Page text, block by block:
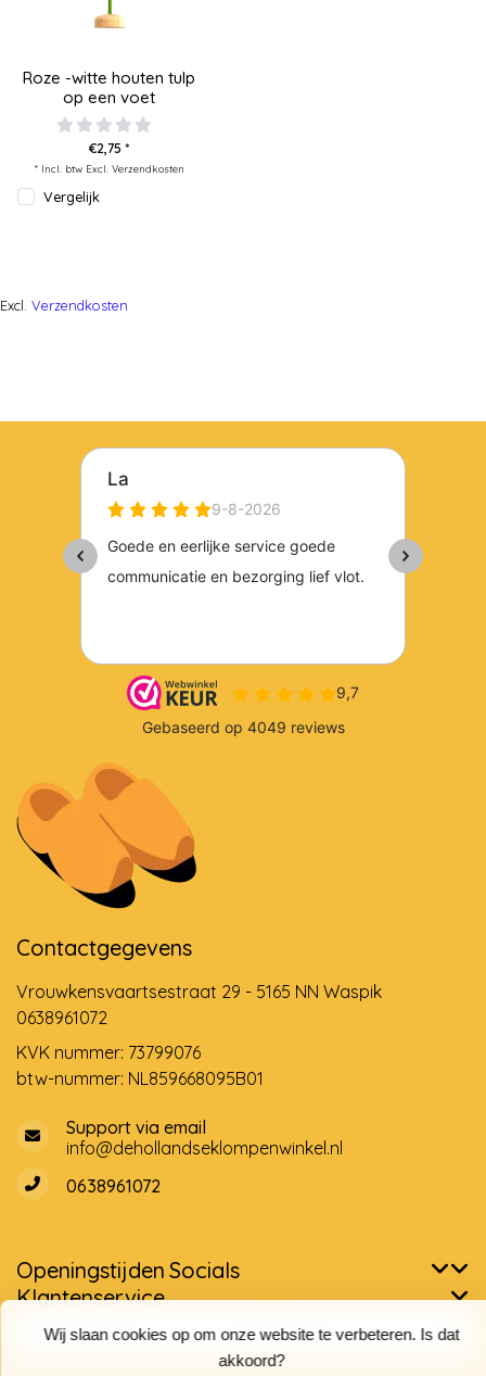
Wij slaan cookies op om onze website te verbeteren. Is dat
akkoord?
Roze -witte houten tulp
op een voet
€2,75 *
* Incl. btw Excl. Verzendkosten
Vergelijk
Excl. Verzendkosten
Contactgegevens
Vrouwkensvaartsestraat 29 - 5165 NN Waspik
0638961072
KVK nummer: 73799076
btw-nummer: NL859668095B01
Support via email
info@dehollandseklompenwinkel.nl
0638961072
Openingstijden Socials
Klantenservice